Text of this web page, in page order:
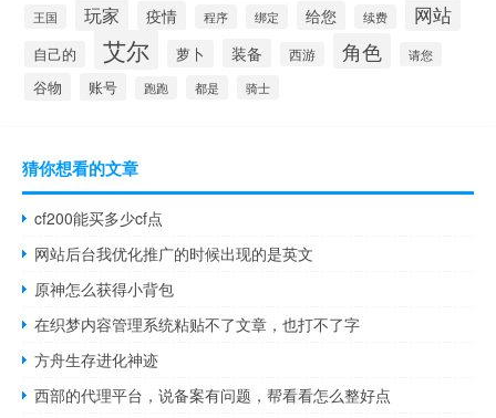
王国 玩家 疫情 程序 绑定 给您 续费 网站
自己的 艾尔 萝卜 装备 西游 角色 请您
谷物 账号 跑跑 都是 骑士
猜你想看的文章
cf200能买多少cf点
网站后台我优化推广的时候出现的是英文
原神怎么获得小背包
在织梦内容管理系统粘贴不了文章，也打不了字
方舟生存进化神迹
西部的代理平台，说备案有问题，帮看看怎么整好点